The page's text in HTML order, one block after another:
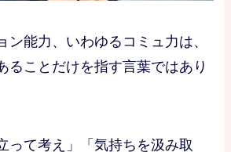
ン能力、いわゆるコミュ力は、
ることだけを指す言葉ではあり
って考え」「気持ちを汲み取